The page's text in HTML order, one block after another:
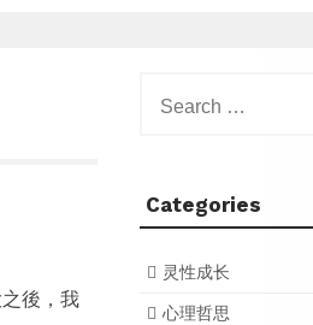
後，我
for:
Categories
灵性成长
心理哲思